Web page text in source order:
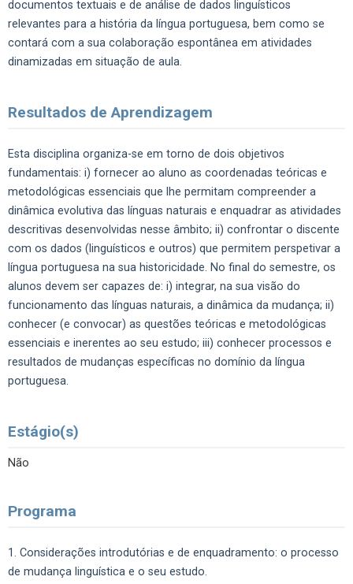
documentos textuais e de análise de dados linguísticos
relevantes para a história da língua portuguesa, bem como se
contará com a sua colaboração espontânea em atividades
dinamizadas em situação de aula.
Resultados de Aprendizagem
Esta disciplina organiza-se em torno de dois objetivos
fundamentais: i) fornecer ao aluno as coordenadas teóricas e
metodológicas essenciais que lhe permitam compreender a
dinâmica evolutiva das línguas naturais e enquadrar as atividades
descritivas desenvolvidas nesse âmbito; ii) confrontar o discente
com os dados (linguísticos e outros) que permitem perspetivar a
língua portuguesa na sua historicidade. No final do semestre, os
alunos devem ser capazes de: i) integrar, na sua visão do
funcionamento das línguas naturais, a dinâmica da mudança; ii)
conhecer (e convocar) as questões teóricas e metodológicas
essenciais e inerentes ao seu estudo; iii) conhecer processos e
resultados de mudanças específicas no domínio da língua
portuguesa.
Estágio(s)
Não
Programa
1. Considerações introdutórias e de enquadramento: o processo
de mudança linguística e o seu estudo.